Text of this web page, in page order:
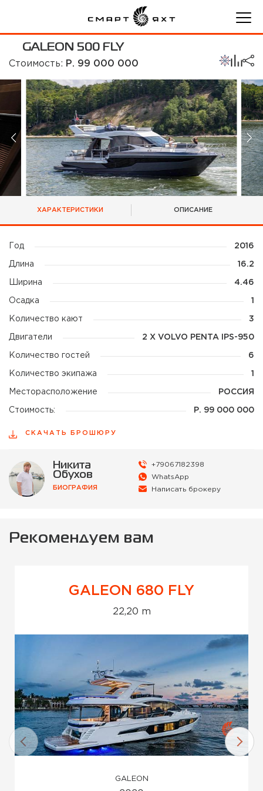
GALEON 500 FLY
Стоимость: Р. 99 000 000
ХАРАКТЕРИСТИКИ ОПИСАНИЕ
Год 2016
Длина 16.2
Ширина 4.46
Осадка 1
Количество кают 3
Двигатели 2 X VOLVO PENTA IPS-950
Количество гостей 6
Количество экипажа 1
Месторасположение РОССИЯ
Стоимость: Р. 99 000 000
СКАЧАТЬ БРОШЮРУ
Никита
Обухов
БИОГРАФИЯ
+79067182398
WhatsApp
Написать брокеру
Рекомендуем вам
GALEON 680 FLY
22,20 m
GALEON